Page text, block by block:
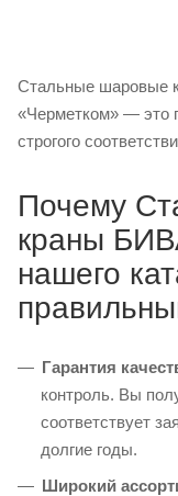
Стальные шаровые
«Черметком» — это
строгого
Почему
краны
нашего
Гарантия
контроль. Вы
соответствует
долгие годы.
Широкий